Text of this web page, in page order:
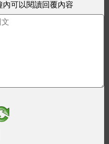
內可以閱讀回覆內容